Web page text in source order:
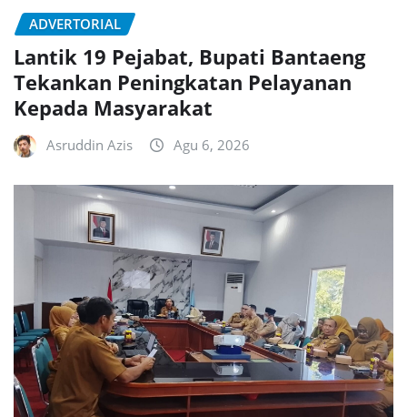
ADVERTORIAL
Lantik 19 Pejabat, Bupati Bantaeng
Tekankan Peningkatan Pelayanan
Kepada Masyarakat
Asruddin Azis Agu 6, 2026